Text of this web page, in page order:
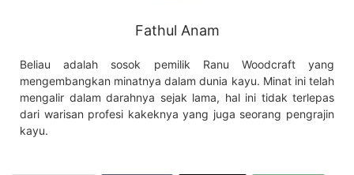
Fathul Anam
Beliau adalah sosok pemilik Ranu Woodcraft yang
mengembangkan minatnya dalam dunia kayu. Minat ini telah
mengalir dalam darahnya sejak lama, hal ini tidak terlepas
dari warisan profesi kakeknya yang juga seorang pengrajin
kayu.